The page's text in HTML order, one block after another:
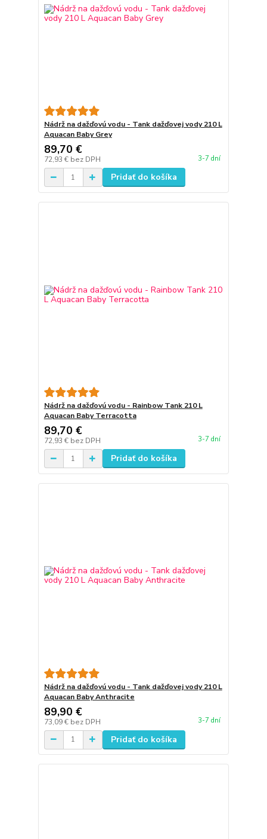
Nádrž na dažďovú vodu - Tank dažďovej vody 210 L
Aquacan Baby Grey
89,70 €
72,93 € bez DPH 3-7 dní
Pridať do košíka
Nádrž na dažďovú vodu - Rainbow Tank 210 L
Aquacan Baby Terracotta
89,70 €
72,93 € bez DPH 3-7 dní
Pridať do košíka
Nádrž na dažďovú vodu - Tank dažďovej vody 210 L
Aquacan Baby Anthracite
89,90 €
73,09 € bez DPH 3-7 dní
Pridať do košíka